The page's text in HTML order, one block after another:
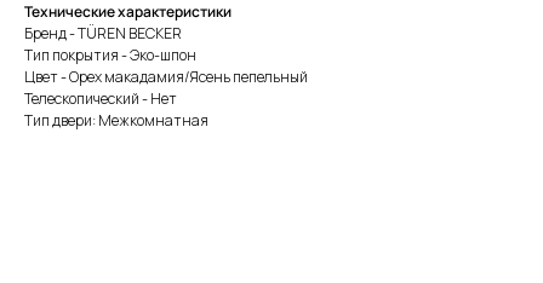
Технические характеристики
Бренд - TÜREN BECKER
Тип покрытия - Эко-шпон
Цвет - Орех макадамия/Ясень пепельный
Телескопический - Нет
Тип двери: Межкомнатная